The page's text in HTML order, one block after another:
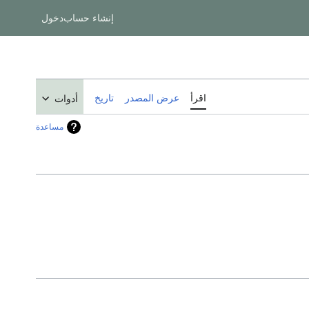
إنشاء حسابدخول
اقرأ عرض المصدر تاريخ أدوات
مساعدة